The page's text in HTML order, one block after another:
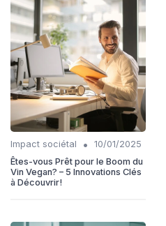
Impact sociétal •
10/01/2025
Êtes-vous Prêt pour le Boom du
Vin Vegan? – 5 Innovations Clés
à Découvrir!